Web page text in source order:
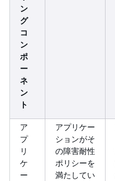
ン
グ
コ
ン
ポ
ー
ネ
ン
ト
ア
プ
リ
ケ
ー
アプリケー
ションがそ
の障害耐性
ポリシーを
満たしてい